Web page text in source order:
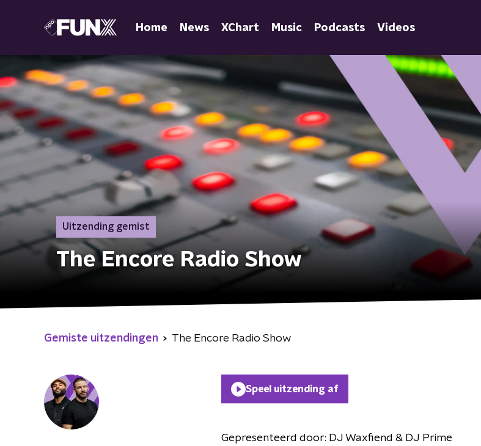
Home News XChart Music Podcasts Videos
Uitzending gemist
The Encore Radio Show
Gemiste uitzendingen The Encore Radio Show
Speel uitzending af
Gepresenteerd door: DJ Waxfiend & DJ Prime